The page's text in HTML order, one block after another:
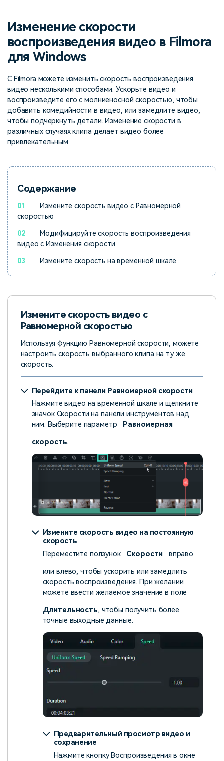
Темы видео
Самые популярные темы
видео на YouTube 2025
Маркетинговый
календарь
Спланируйте маркетинговую
Центр авторов
Вдохновляйтесь нашими
создателями контента
Специальные эффекты
"сделай сам"
самостоятельно, как
настоящий профессионал
Клиенты делятся своими
историями с Filmora
программа
Поддержка
Приступая к работе
Изменение скорости
воспроизведения видео в Filmora
для Windows
С Filmora можете изменить скорость воспроизведения
видео несколькими способами. Ускорьте видео и
воспроизведите его с молниеносной скоростью, чтобы
добавить комедийности в видео, или замедлите видео,
чтобы подчеркнуть детали. Изменение скорости в
различных случаях клипа делает видео более
привлекательным.
Содержание
01
Измените скорость видео с Равномерной
скоростью
02
Модифицируйте скорость воспроизведения
видео с Изменения скорости
03 Измените скорость на временной шкале
Измените скорость видео с
Равномерной скоростью
Используя функцию Равномерной скорости, можете
настроить скорость выбранного клипа на ту же
скорость.
Перейдите к панели Равномерной скорости
Нажмите видео на временной шкале и щелкните
значок Скорости на панели инструментов над
ним. Выберите параметр
Равномерная
скорость.
Измените скорость видео на постоянную
скорость
Переместите ползунок
Скорости вправо
или влево, чтобы ускорить или замедлить
скорость воспроизведения. При желании
можете ввести желаемое значение в поле
Длительность, чтобы получить более
точные выходные данные.
Предварительный просмотр видео и
сохранение
Нажмите кнопку Воспроизведения в окне